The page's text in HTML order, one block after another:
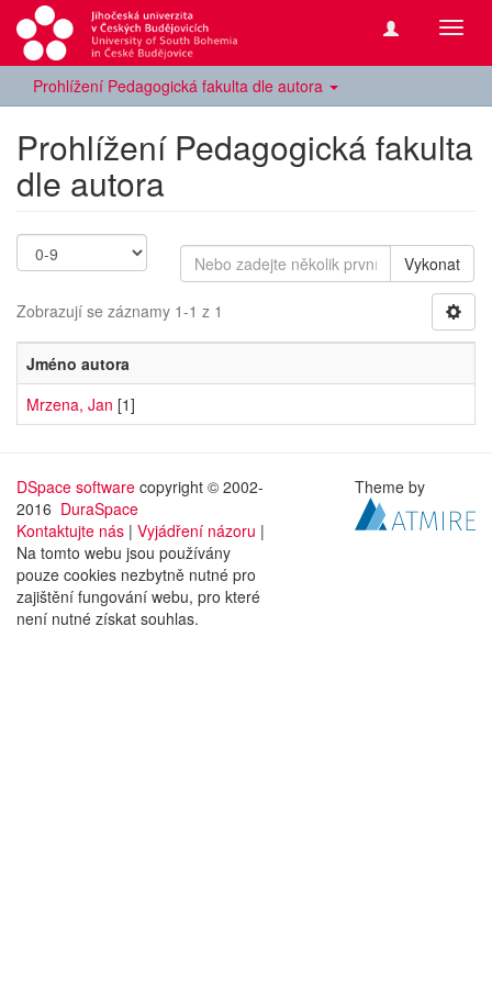
Prohlížení Pedagogická fakulta dle autora
Prohlížení Pedagogická fakulta
dle autora
Vykonat
Zobrazují se záznamy 1-1 z 1
Jméno autora
Mrzena, Jan [1]
DSpace software copyright © 2002-
2016 DuraSpace
Kontaktujte nás | Vyjádření názoru |
Na tomto webu jsou používány
pouze cookies nezbytně nutné pro
zajištění fungování webu, pro které
není nutné získat souhlas.
Theme by